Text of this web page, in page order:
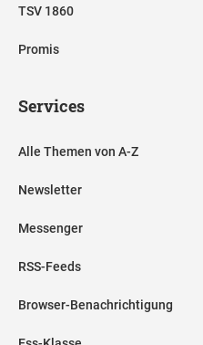
TSV 1860
Promis
Services
Alle Themen von A-Z
Newsletter
Messenger
RSS-Feeds
Browser-Benachrichtigung